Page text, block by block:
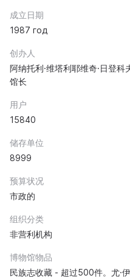
成立日期
1987 год
创办人
阿纳托利·维塔利耶维奇·日登
馆长
用户
15840
储存单位
8999
预算状况
市政的
组织分类
非营利机构
博物馆物品
民族志收藏 - 超过500件。尤·